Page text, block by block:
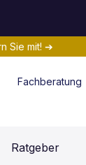
Sie mit! ➔
Fachberatung
Ratgeber